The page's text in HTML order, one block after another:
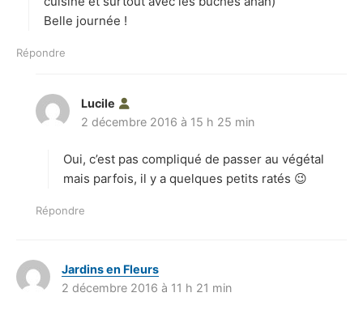
Belle journée !
Répondre
Lucile
i
2 décembre 2016 à 15 h 25 min
Oui, c’est pas compliqué de passer au végétal
mais parfois, il y a quelques petits ratés 😉
Répondre
Jardins en Fleurs
2 décembre 2016 à 11 h 21 min